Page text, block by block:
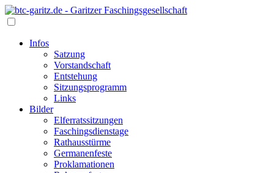
Infos
Satzung
Vorstandschaft
Entstehung
Sitzungsprogramm
Links
Bilder
Elferratssitzungen
Faschingsdienstage
Rathausstürme
Germanenfeste
Proklamationen